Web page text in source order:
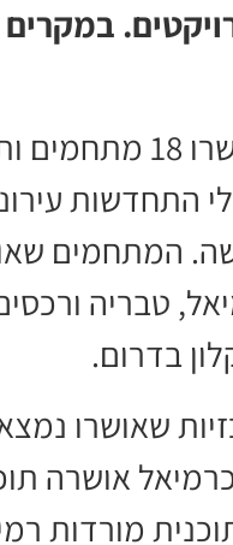
המתחמים
טבריה
בדרום.
שאושרו
מורדות